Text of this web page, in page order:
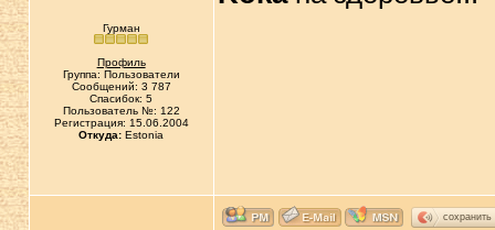
Гурман
Профиль
Группа: Пользователи
Сообщений: 3 787
Спасибок: 5
Пользователь №: 122
Регистрация: 15.06.2004
Откуда: Estonia
сохранить